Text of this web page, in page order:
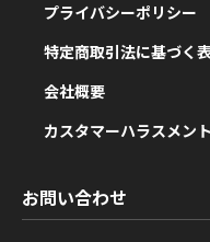
プライバシーポリシー
特定商取引法に基づく
会社概要
カスタマーハラスメン
お問い合わせ